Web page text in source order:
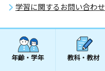
学習に関するお問い合わせ
年齢・学年 教科・教材